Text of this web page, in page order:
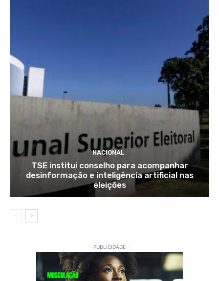
NACIONAL
TSE institui conselho para acompanhar
desinformação e inteligência artificial nas
eleições
- PUBLICIDADE -